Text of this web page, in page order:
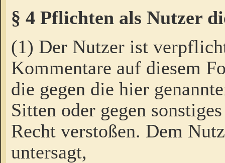
§ 4 Pflichten als Nutzer
(1) Der Nutzer ist
Kommentare auf diesem
die gegen die hier
Sitten oder gegen
Recht verstoßen. Dem
untersagt,